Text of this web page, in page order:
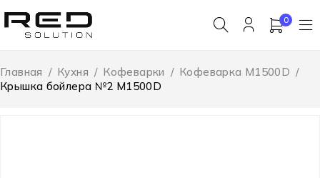
0
Главная / Кухня / Кофеварки / Кофеварка M1500D /
Крышка бойлера №2 M1500D